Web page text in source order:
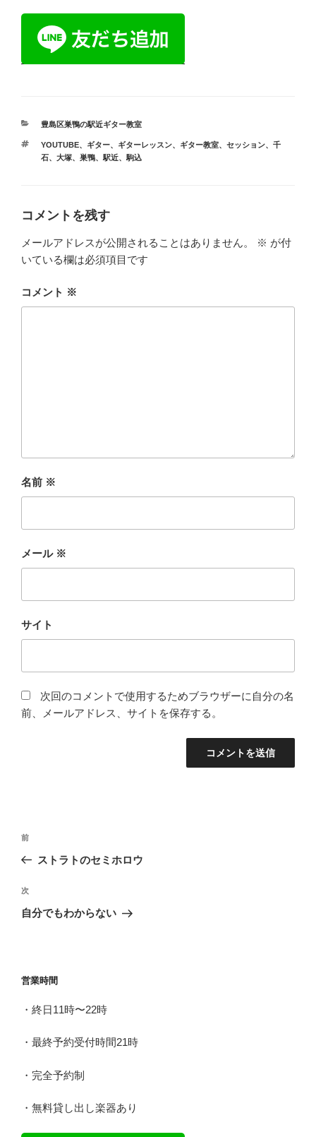
カ
ゴ
リ
豊島区巣鴨の駅近ギター教室
タ
グ
YOUTUBE、 ギター、 ギターレッスン、 ギター教室、 セッション、 千
石、 大塚、 巣鴨、 駅近、 駒込
コメントを残す
メールアドレスが公開されることはありません。 ※ が付
いている欄は必須項目です
コメント ※
名前 ※
メール ※
サイト
次回のコメントで使用するためブラウザーに自分の名
前、メールアドレス、サイトを保存する。
投
ビ
ゲ
ン
前
の
稿
前
ストラトのセミホロウ
次
の
次
自分でもわからない
営業時間
・終日11時〜22時
・最終予約受付時間21時
・完全予約制
・無料貸し出し楽器あり